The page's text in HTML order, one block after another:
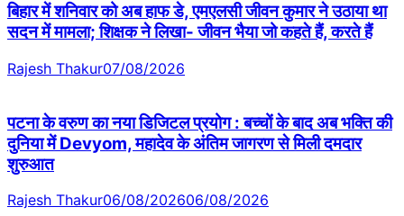
बिहार में शनिवार को अब हाफ डे, एमएलसी जीवन कुमार ने उठाया था
सदन में मामला; शिक्षक ने लिखा- जीवन भैया जो कहते हैं, करते हैं
Rajesh Thakur07/08/2026
पटना के वरुण का नया डिजिटल प्रयोग : बच्चों के बाद अब भक्ति की
दुनिया में Devyom, महादेव के अंतिम जागरण से मिली दमदार
शुरुआत
Rajesh Thakur06/08/202606/08/2026